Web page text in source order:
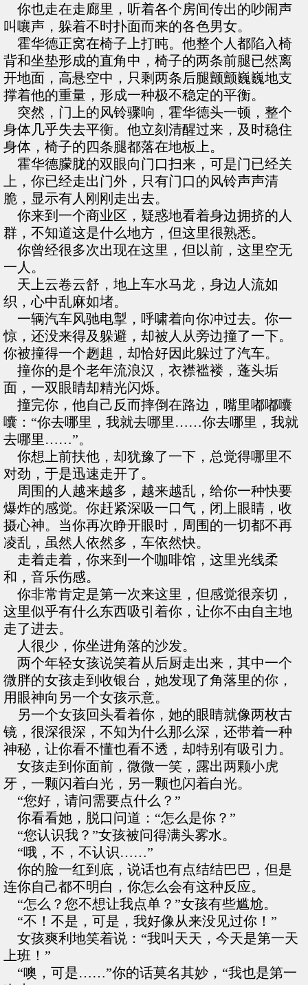
你也走在走廊里，听着各个房间传出的吵闹声
叫嚷声，躲着不时扑面而来的各色男女。
霍华德正窝在椅子上打盹。他整个人都陷入椅
背和坐垫形成的直角中，椅子的两条前腿已然离
开地面，高悬空中，只剩两条后腿颤颤巍巍地支
撑着他的重量，形成一种极不稳定的平衡。
突然，门上的风铃骤响，霍华德头一顿，整个
身体几乎失去平衡。他立刻清醒过来，及时稳住
身体，椅子的四条腿都落在地板上。
霍华德朦胧的双眼向门口扫来，可是门已经关
上，你已经走出门外，只有门口的风铃声声清
脆，显示有人刚刚走出去。
你来到一个商业区，疑惑地看着身边拥挤的人
群，不知道这是什么地方，但这里很熟悉。
你曾经很多次出现在这里，但以前，这里空无
一人。
天上云卷云舒，地上车水马龙，身边人流如
织，心中乱麻如堵。
一辆汽车风驰电掣，呼啸着向你冲过去。你一
惊，还没来得及躲避，却被人从旁边撞了一下。
你被撞得一个趔趄，却恰好因此躲过了汽车。
撞你的是个老年流浪汉，衣襟褴褛，蓬头垢
面，一双眼睛却精光闪烁。
撞完你，他自己反而摔倒在路边，嘴里嘟嘟囔
囔：“你去哪里，我就去哪里……你去哪里，我就
去哪里……”。
你想上前扶他，却犹豫了一下，总觉得哪里不
对劲，于是迅速走开了。
周围的人越来越多，越来越乱，给你一种快要
爆炸的感觉。你赶紧深吸一口气，闭上眼睛，收
摄心神。当你再次睁开眼时，周围的一切都不再
凌乱，虽然人依然多，车依然快。
走着走着，你来到一个咖啡馆，这里光线柔
和，音乐伤感。
你非常肯定是第一次来这里，但感觉很亲切，
这里似乎有什么东西吸引着你，让你不由自主地
走了进去。
人很少，你坐进角落的沙发。
两个年轻女孩说笑着从后厨走出来，其中一个
微胖的女孩走到收银台，她发现了角落里的你，
用眼神向另一个女孩示意。
另一个女孩回头看着你，她的眼睛就像两枚古
镜，很深很深，不知为什么那么深，还带着一种
神秘，让你看不懂也看不透，却特别有吸引力。
女孩走到你面前，微微一笑，露出两颗小虎
牙，一颗闪着白光，另一颗也闪着白光。
“您好，请问需要点什么？”
你看看她，脱口问道：“怎么是你？”
“您认识我？”女孩被问得满头雾水。
“哦，不，不认识……”
你的脸一红到底，说话也有点结结巴巴，但是
连你自己都不明白，你怎么会有这种反应。
“怎么？您不想让我点单？”女孩有些尴尬。
“不！不是，可是，我好像从来没见过你！”
女孩爽利地笑着说：“我叫天天，今天是第一天
上班！”
“噢，可是……”你的话莫名其妙，“我也是第一